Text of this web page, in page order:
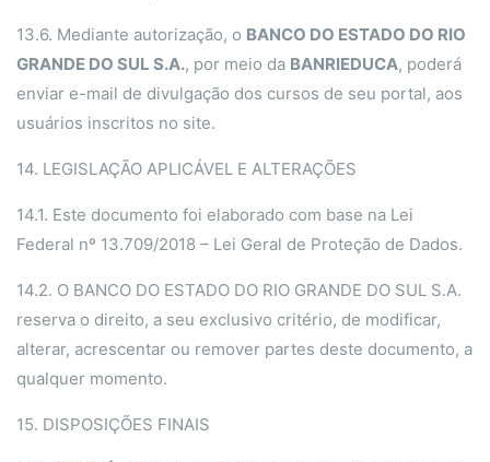
13.6. Mediante autorização, o BANCO DO ESTADO DO RIO
GRANDE DO SUL S.A., por meio da BANRIEDUCA, poderá
enviar e-mail de divulgação dos cursos de seu portal, aos
usuários inscritos no site.
14. LEGISLAÇÃO APLICÁVEL E ALTERAÇÕES
14.1. Este documento foi elaborado com base na Lei
Federal nº 13.709/2018 – Lei Geral de Proteção de Dados.
14.2. O BANCO DO ESTADO DO RIO GRANDE DO SUL S.A.
reserva o direito, a seu exclusivo critério, de modificar,
alterar, acrescentar ou remover partes deste documento, a
qualquer momento.
15. DISPOSIÇÕES FINAIS